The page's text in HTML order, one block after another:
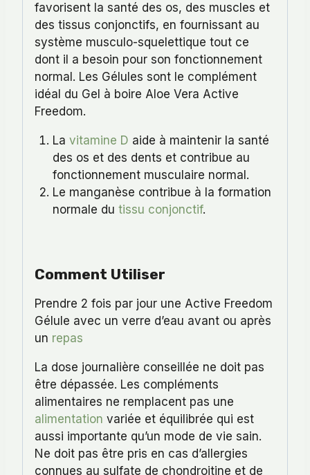
favorisent la santé des os, des muscles et
des tissus conjonctifs, en fournissant au
système musculo-squelettique tout ce
dont il a besoin pour son fonctionnement
normal. Les Gélules sont le complément
idéal du Gel à boire Aloe Vera Active
Freedom.
La vitamine D aide à maintenir la santé
des os et des dents et contribue au
fonctionnement musculaire normal.
Le manganèse contribue à la formation
normale du tissu conjonctif.
Comment Utiliser
Prendre 2 fois par jour une Active Freedom
Gélule avec un verre d’eau avant ou après
un repas
La dose journalière conseillée ne doit pas
être dépassée. Les compléments
alimentaires ne remplacent pas une
alimentation variée et équilibrée qui est
aussi importante qu’un mode de vie sain.
Ne doit pas être pris en cas d’allergies
connues au sulfate de chondroitine et de